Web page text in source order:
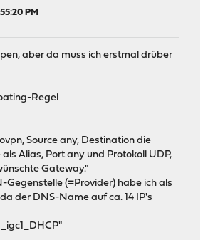
PM
aber da muss ich erstmal drüber
Regel
Source any, Destination die
Alias, Port any und Protokoll UDP,
Gateway."
Gegenstelle (=Provider) habe ich als
der DNS-Name auf ca. 14 IP's